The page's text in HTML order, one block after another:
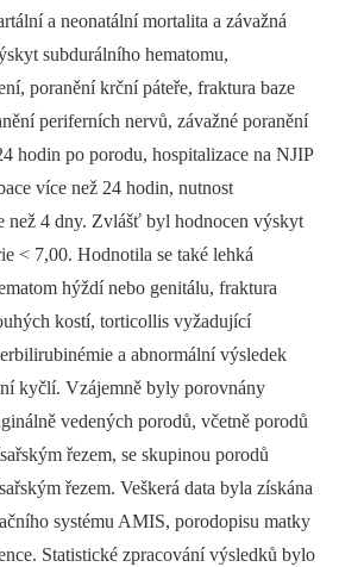
a neonatální mortalita a závažná
subdurálního hematomu,
poranění krční páteře, fraktura baze
periferních nervů, závažné poranění
hodin po porodu, hospitalizace na NJIP
více než 24 hodin, nutnost
než 4 dny. Zvlášť byl hodnocen výskyt
< 7,00. Hodnotila se také lehká
hýždí nebo genitálu, fraktura
kostí, torticollis vyžadující
a abnormální výsledek
kyčlí. Vzájemně byly porovnány
vedených porodů, včetně porodů
řezem, se skupinou porodů
řezem. Veškerá data byla získána
systému AMIS, porodopisu matky
Statistické zpracování výsledků bylo